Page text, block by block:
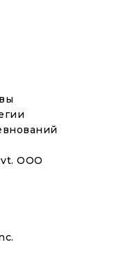
ООО